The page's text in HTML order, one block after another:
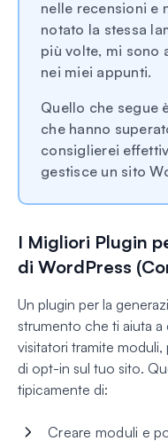
nelle recensioni e
notato la stessa
più volte, mi sono
nei miei appunti.
Quello che segue
che hanno
consiglierei
gestisce un sito
I Migliori Plugin
di WordPress
Un plugin per la
strumento che ti aiuta
visitatori tramite
di opt-in sul tuo sito.
tipicamente di:
Creare moduli e